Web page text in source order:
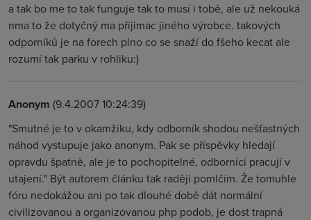
a tak bo me to tak funguje tak to musí i tobě, ale už nekouká
nma to že dotyčný ma přijimac jiného výrobce. takových
odporníků je na forech plno co se snaží do fšeho kecat ale
rozumí tak parku v rohliku:)
Anonym (9.4.2007 10:24:39)
"Smutné je to v okamžiku, kdy odborník shodou nešťastných
náhod vystupuje jako anonym. Pak se příspěvky hledají
opravdu špatně, ale je to pochopitelné, odborníci pracují v
utajení." Být autorem článku tak raději pomlčím. Že tomuhle
fóru nedokážou ani po tak dlouhé době dát normální
civilizovanou a organizovanou php podob, je dost trapná